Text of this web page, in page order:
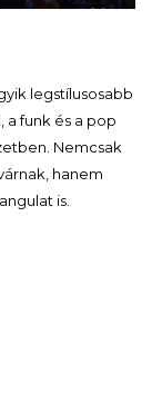
legstílusosabb
a funk és a pop
Nemcsak
hanem
is.